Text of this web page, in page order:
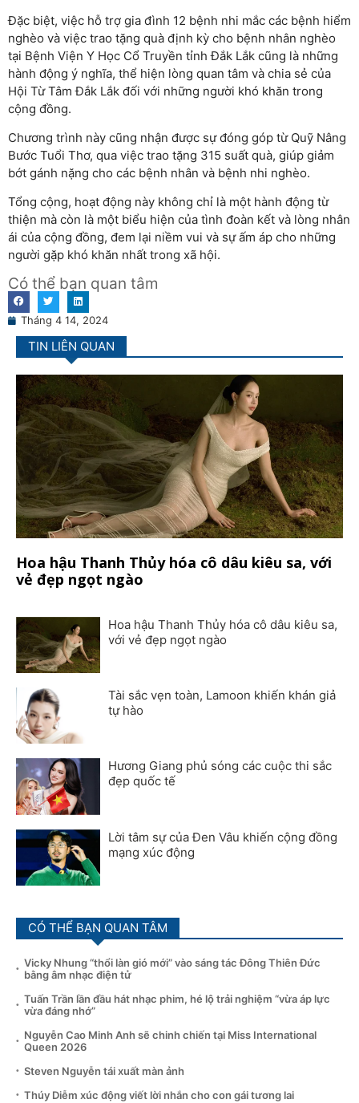
Đặc biệt, việc hỗ trợ gia đình 12 bệnh nhi mắc các bệnh hiểm
nghèo và việc trao tặng quà định kỳ cho bệnh nhân nghèo
tại Bệnh Viện Y Học Cổ Truyền tỉnh Đắk Lắk cũng là những
hành động ý nghĩa, thể hiện lòng quan tâm và chia sẻ của
Hội Từ Tâm Đắk Lắk đối với những người khó khăn trong
cộng đồng.
Chương trình này cũng nhận được sự đóng góp từ Quỹ Nâng
Bước Tuổi Thơ, qua việc trao tặng 315 suất quà, giúp giảm
bớt gánh nặng cho các bệnh nhân và bệnh nhi nghèo.
Tổng cộng, hoạt động này không chỉ là một hành động từ
thiện mà còn là một biểu hiện của tình đoàn kết và lòng nhân
ái của cộng đồng, đem lại niềm vui và sự ấm áp cho những
người gặp khó khăn nhất trong xã hội.
Có thể bạn quan tâm
Tháng 4 14, 2024
TIN LIÊN QUAN
Hoa hậu Thanh Thủy hóa cô dâu kiêu sa, với
vẻ đẹp ngọt ngào
Hoa hậu Thanh Thủy hóa cô dâu kiêu sa,
với vẻ đẹp ngọt ngào
Tài sắc vẹn toàn, Lamoon khiến khán giả
tự hào
Hương Giang phủ sóng các cuộc thi sắc
đẹp quốc tế
Lời tâm sự của Đen Vâu khiến cộng đồng
mạng xúc động
CÓ THỂ BẠN QUAN TÂM
Vicky Nhung “thổi làn gió mới” vào sáng tác Đông Thiên Đức
bằng âm nhạc điện tử
Tuấn Trần lần đầu hát nhạc phim, hé lộ trải nghiệm “vừa áp lực
vừa đáng nhớ”
Nguyễn Cao Minh Anh sẽ chinh chiến tại Miss International
Queen 2026
Steven Nguyễn tái xuất màn ảnh
Thúy Diễm xúc động viết lời nhắn cho con gái tương lai